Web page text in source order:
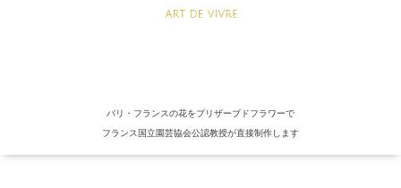
パリ・フランスの花をプリザーブドフラワーで
フランス国立園芸協会公認教授が直接制作します